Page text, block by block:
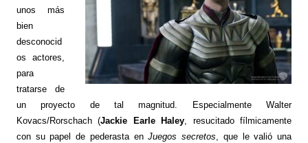
unos más
bien
desconocid
os actores,
para
tratarse de
un proyecto de tal magnitud. Especialmente Walter
Kovacs/Rorschach (Jackie Earle Haley , resucitado fílmicamente
con su papel de pederasta enJuegos secretos , que le valió una